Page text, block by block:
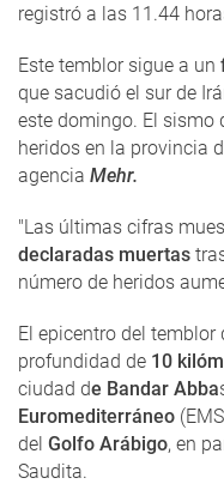
registró a las 11.44
Este temblor sigue a un
que sacudió el sur de
este domingo. El sismo
heridos en la provincia
agencia Mehr.
"Las últimas cifras
declaradas muertas
número de heridos
El epicentro del
profundidad de 10
ciudad de Bandar Abba
Euromediterráneo
del Golfo Arábigo, en
Saudita.